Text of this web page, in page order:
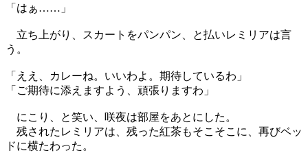
「はぁ……」
立ち上がり、スカートをパンパン、と払いレミリアは言
う。
「ええ、カレーね。いいわよ。期待しているわ」
「ご期待に添えますよう、頑張りますわ」
にこり、と笑い、咲夜は部屋をあとにした。
残されたレミリアは、残った紅茶もそこそこに、再びベッ
ドに横たわった。